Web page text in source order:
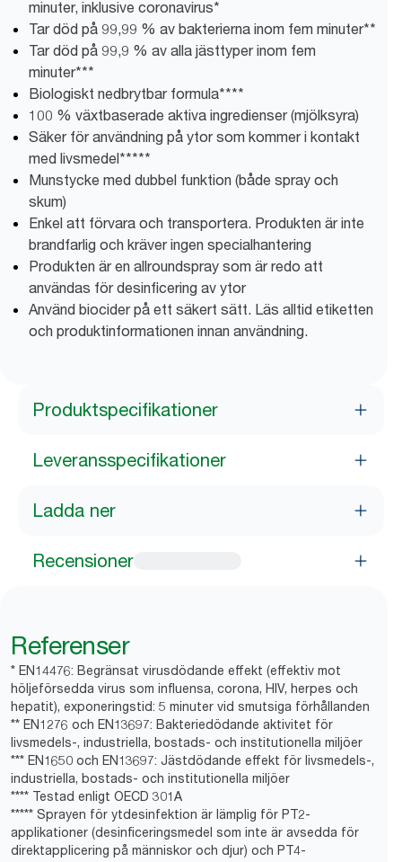
minuter, inklusive coronavirus*
Tar död på 99,99 % av bakterierna inom fem minuter**
Tar död på 99,9 % av alla jästtyper inom fem
minuter***
Biologiskt nedbrytbar formula****
100 % växtbaserade aktiva ingredienser (mjölksyra)
Säker för användning på ytor som kommer i kontakt
med livsmedel*****
Munstycke med dubbel funktion (både spray och
skum)
Enkel att förvara och transportera. Produkten är inte
brandfarlig och kräver ingen specialhantering
Produkten är en allroundspray som är redo att
användas för desinficering av ytor
Använd biocider på ett säkert sätt. Läs alltid etiketten
och produktinformationen innan användning.
Produktspecifikationer
Leveransspecifikationer
Ladda ner
Recensioner
Referenser
* EN14476: Begränsat virusdödande effekt (effektiv mot
höljeförsedda virus som influensa, corona, HIV, herpes och
hepatit), exponeringstid: 5 minuter vid smutsiga förhållanden
** EN1276 och EN13697: Bakteriedödande aktivitet för
livsmedels-, industriella, bostads- och institutionella miljöer
*** EN1650 och EN13697: Jästdödande effekt för livsmedels-,
industriella, bostads- och institutionella miljöer
**** Testad enligt OECD 301A
***** Sprayen för ytdesinfektion är lämplig för PT2-
applikationer (desinficeringsmedel som inte är avsedda för
direktapplicering på människor och djur) och PT4-